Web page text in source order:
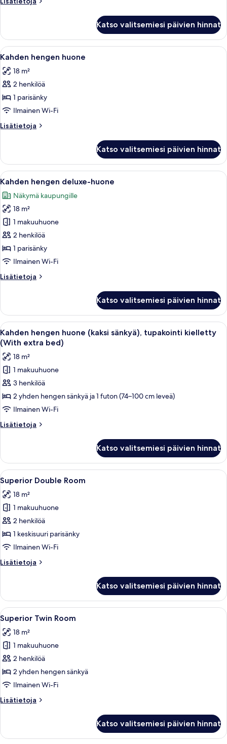
huone
Katso valitsemiesi päivien hinnat
Avaa
kaikki
huonetyypin
Kahden
hengen
huone
kuvat
Hotellihuone, jossa on sänky,
6
Kahden hengen huone
18 m²
2 henkilöä
1 parisänky
Ilmainen Wi-Fi
Lisätietoja
Lisätietoja
huone
Katso valitsemiesi päivien hinnat
Avaa
kaikki
huonetyypin
Kahden
hengen
deluxe-
huone
kuvat
Moderni hotellihuone, jossa on
6
Kahden hengen deluxe-huone
Näkymä kaupungille
18 m²
1 makuuhuone
2 henkilöä
1 parisänky
Ilmainen Wi-Fi
Lisätietoja
Lisätietoja
deluxe-
huone
Katso valitsemiesi päivien hinnat
Avaa
kaikki
huonetyypin
Kahden
hengen
huone
(kaksi
sänkyä),
tupakointi
kielletty
extra
bed)
kuvat
Hotellihuone, jossa on kaksi sänkyä,
4
Kahden hengen huone (kaksi sänkyä), tupakointi kielletty
(With extra bed)
18 m²
1 makuuhuone
3 henkilöä
2 yhden hengen sänkyä ja 1 futon (74–100 cm leveä)
Ilmainen Wi-Fi
Lisätietoja
Lisätietoja
huone
(kaksi
sänkyä),
tupakointi
kielletty
(With
extra
bed)
Katso valitsemiesi päivien hinnat
Avaa
kaikki
huonetyypin
Superior
Double
Room
kuvat
Hotellihuone, jossa on suuri sänky,
4
Superior Double Room
18 m²
1 makuuhuone
2 henkilöä
1 keskisuuri parisänky
Ilmainen Wi-Fi
Lisätietoja
Lisätietoja
Room
Katso valitsemiesi päivien hinnat
Avaa
kaikki
huonetyypin
Superior
Twin
Room
kuvat
Hotellihuone, jossa on kaksi
4
Superior Twin Room
18 m²
1 makuuhuone
2 henkilöä
2 yhden hengen sänkyä
Ilmainen Wi-Fi
Lisätietoja
Lisätietoja
Room
Katso valitsemiesi päivien hinnat